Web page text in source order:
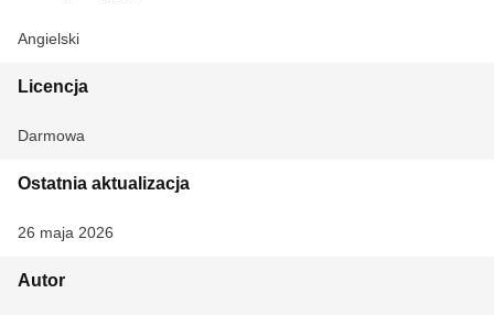
Angielski
Licencja
Darmowa
Ostatnia aktualizacja
26 maja 2026
Autor